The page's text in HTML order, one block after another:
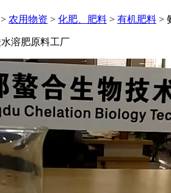
> 农用物资 > 化肥、肥料 > 有机肥料 >
溶肥原料工厂